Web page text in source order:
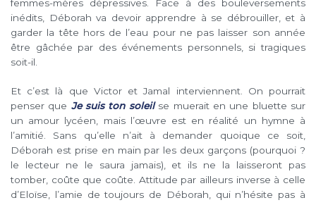
femmes-mères dépressives. Face à des bouleversements
inédits, Déborah va devoir apprendre à se débrouiller, et à
garder la tête hors de l’eau pour ne pas laisser son année
être gâchée par des événements personnels, si tragiques
soit-il.
Et c’est là que Victor et Jamal interviennent. On pourrait
penser que Je suis ton soleil se muerait en une bluette sur
un amour lycéen, mais l’œuvre est en réalité un hymne à
l’amitié. Sans qu’elle n’ait à demander quoique ce soit,
Déborah est prise en main par les deux garçons (pourquoi ?
le lecteur ne le saura jamais), et ils ne la laisseront pas
tomber, coûte que coûte. Attitude par ailleurs inverse à celle
d’Eloïse, l’amie de toujours de Déborah, qui n’hésite pas à